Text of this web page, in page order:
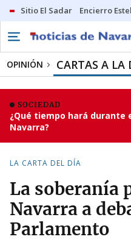
Sitio El Sadar Encierro
OPINIÓN CARTAS A LA
SOCIEDAD
¿Qué tiempo hará durante
Navarra?
LA CARTA DEL DÍA
La soberanía
Navarra a
Parlamento